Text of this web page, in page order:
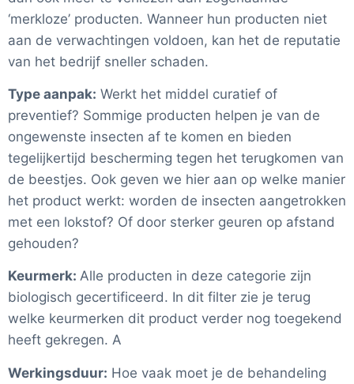
‘merkloze’ producten. Wanneer hun producten niet
aan de verwachtingen voldoen, kan het de reputatie
van het bedrijf sneller schaden.
Type aanpak: Werkt het middel curatief of
preventief? Sommige producten helpen je van de
ongewenste insecten af te komen en bieden
tegelijkertijd bescherming tegen het terugkomen van
de beestjes. Ook geven we hier aan op welke manier
het product werkt: worden de insecten aangetrokken
met een lokstof? Of door sterker geuren op afstand
gehouden?
Keurmerk: Alle producten in deze categorie zijn
biologisch gecertificeerd. In dit filter zie je terug
welke keurmerken dit product verder nog toegekend
heeft gekregen. A
Werkingsduur: Hoe vaak moet je de behandeling